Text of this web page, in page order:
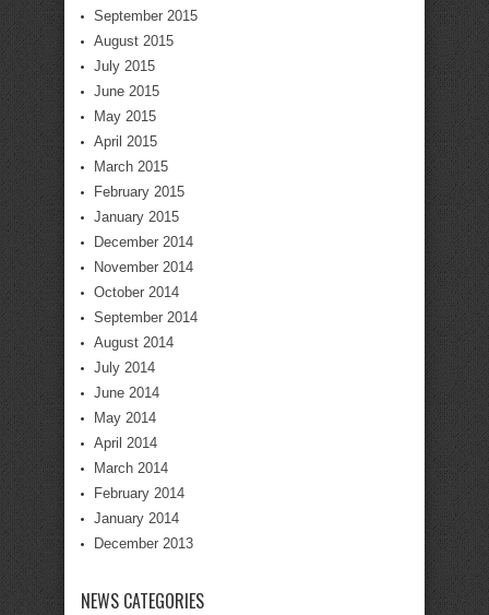
September 2015
August 2015
July 2015
June 2015
May 2015
April 2015
March 2015
February 2015
January 2015
December 2014
November 2014
October 2014
September 2014
August 2014
July 2014
June 2014
May 2014
April 2014
March 2014
February 2014
January 2014
December 2013
NEWS CATEGORIES